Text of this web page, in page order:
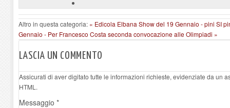
Altro in questa categoria: « Edicola Elbana Show del 19 Gennaio - pini SI
Gennaio - Per Francesco Costa seconda convocazione alle Olimpiadi »
LASCIA UN COMMENTO
Assicurati di aver digitato tutte le informazioni richieste, evidenziate da un
HTML.
Messaggio *